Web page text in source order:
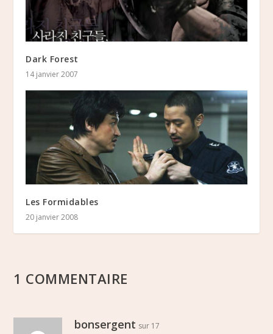
Dark Forest
14 janvier 2007
Les Formidables
20 janvier 2008
1 COMMENTAIRE
bonsergent sur 17